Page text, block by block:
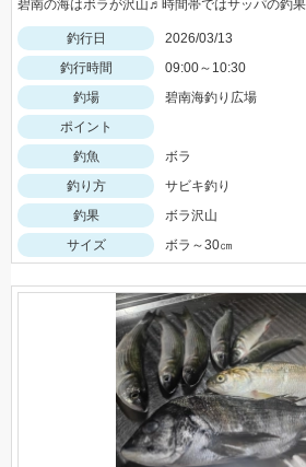
釣行日
2026/03/13
釣行時間
09:00～10:30
釣場
碧南海釣り広場
ポイント
釣魚
ボラ
釣り方
サビキ釣り
釣果
ボラ沢山
サイズ
ボラ～30㎝